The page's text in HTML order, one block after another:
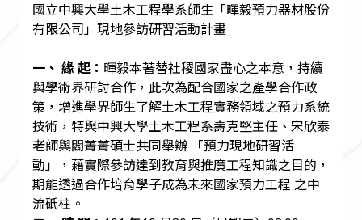
國立中興大學土木工程學系師生「暉毅預力器材股份
有限公司」現地參訪研習活動計畫
一、 緣 起： 暉毅本著替社稷國家盡心之本意，持續
與學術界研討合作，此次為配合國家之產學合作政
策，增進學界師生了解土木工程實務領域之預力系統
技術，特與中興大學土木工程系壽克堅主任、宋欣泰
老師與閻菁菁碩士共同舉辦 「預力現地研習活
動」，藉實際參訪達到教育與推廣工程知識之目的，
期能透過合作培育學子成為未來國家預力工程 之中
流砥柱。